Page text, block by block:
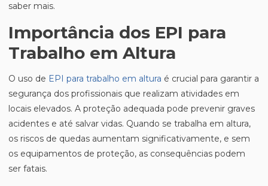
saber mais.
Importância dos EPI para
Trabalho em Altura
O uso de EPI para trabalho em altura é crucial para garantir a
segurança dos profissionais que realizam atividades em
locais elevados. A proteção adequada pode prevenir graves
acidentes e até salvar vidas. Quando se trabalha em altura,
os riscos de quedas aumentam significativamente, e sem
os equipamentos de proteção, as consequências podem
ser fatais.